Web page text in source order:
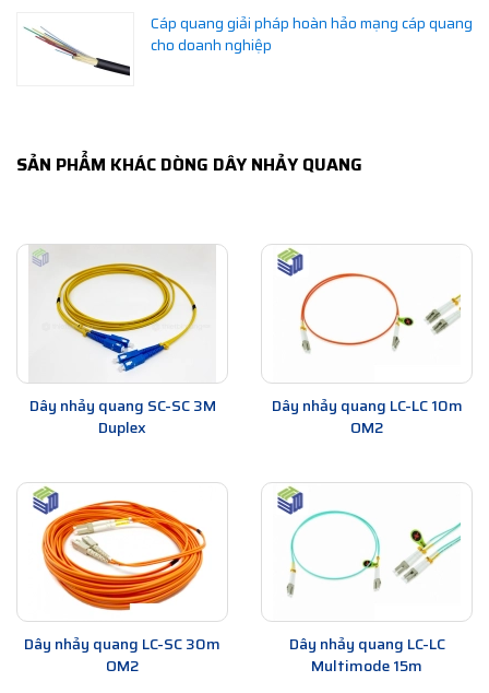
Cáp quang giải pháp hoàn hảo mạng cáp quang
cho doanh nghiệp
SẢN PHẨM KHÁC DÒNG DÂY NHẢY QUANG
Dây nhảy quang SC-SC 3M
Duplex
Dây nhảy quang LC-LC 10m
OM2
Dây nhảy quang LC-SC 30m
OM2
Dây nhảy quang LC-LC
Multimode 15m